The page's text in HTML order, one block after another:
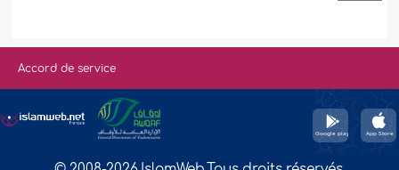
Accord de service